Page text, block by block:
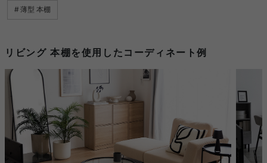
薄型 本棚
リビング 本棚を使用したコーディネート例